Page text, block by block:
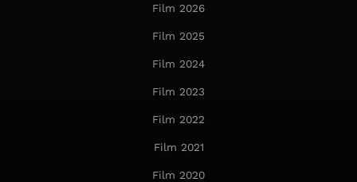
Film 2026
Film 2025
Film 2024
Film 2023
Film 2022
Film 2021
Film 2020